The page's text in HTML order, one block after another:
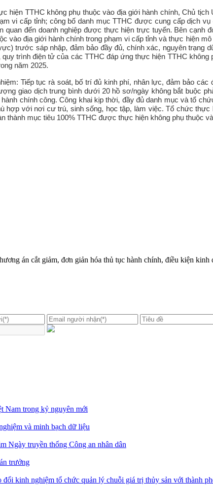
hiện TTHC không phụ thuộc vào địa giới hành chính, Chủ
vi cấp tỉnh; công bố danh mục TTHC được cung cấp dịch
quan đến doanh nghiệp được thực hiện trực tuyến. Bên cạnh
vào địa giới hành chính trong phạm vi cấp tỉnh và thực hiện
trước sáp nhập, đảm bảo đầy đủ, chính xác, nguyên trạng
trình điện tử của các TTHC đáp ứng thực hiện TTHC
năm 2025.
Tiếp tục rà soát, bố trí đủ kinh phí, nhân lực, đảm bảo
giao dịch trung bình dưới 20 hồ sơ/ngày không bắt buộc
chính công. Công khai kịp thời, đầy đủ danh mục và tổ
hợp với nơi cư trú, sinh sống, học tập, làm việc. Tổ chức
thành mục tiêu 100% TTHC được thực hiện không phụ thuộc
án cắt giảm, đơn giản hóa thủ tục hành chính, điều kiện kinh
Nam trong kỷ nguyên mới
và minh bạch dữ liệu
Ngày truyền thống Công an nhân dân
trưởng
kinh nghiệm tổ chức quản lý chuỗi giá trị thủy sản với thành